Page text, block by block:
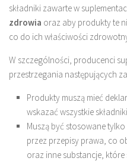
składniki zawarte w
zdrowia oraz aby produkty te
co do ich właściwości
W szczególności, producenci
przestrzegania następujących
Produkty muszą mieć
wskazać wszystkie
Muszą być stosowane
przez przepisy prawa, co
oraz inne substancje,